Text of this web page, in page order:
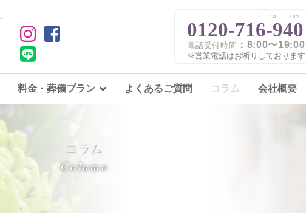
ナナイロ クヨウ
0120-716-940
電話受付時間 ：8:00〜19:00
※営業電話はお断りしております
料金・葬儀プラン よくあるご質問 コラム 会社概要
コラム
Column